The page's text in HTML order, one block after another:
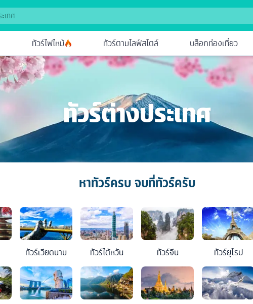
ทัวร์ไฟไหม้ ทัวร์ตามไลฟ์สไตล์ บล็อกท่องเที่ยว
ทัวร์ต่างประเทศ
หาทัวร์ครบ จบที่ทัวร์ครับ
ทัวร์เวียดนาม ทัวร์ไต้หวัน ทัวร์จีน ทัวร์ยุโรป